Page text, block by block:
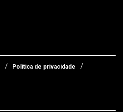
Política de privacidade